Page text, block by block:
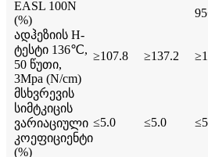
EASL 100N
(%)
ადჰეზიის H-
ტესტი 136℃,
50 წუთი,
3Mpa (N/cm)
≥107.8 ≥137.2
მსხვრევის
სიმტკიცის
ვარიაციული
კოეფიციენტი
(%)
≤5.0 ≤5.0